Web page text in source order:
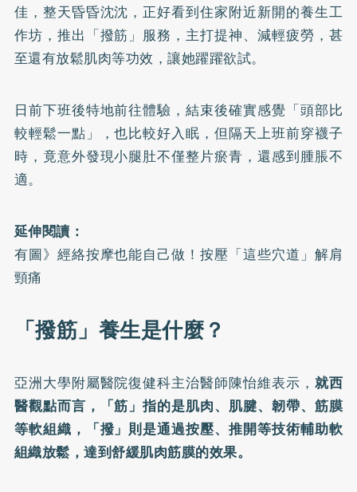
佳，整天昏昏沈沈，正好看到住家附近新開的養生工
作坊，推出「撥筋」服務，主打提神、減輕疲勞，甚
至還有放鬆肌肉等功效，讓她躍躍欲試。
日前下班後特地前往體驗，結束後確實感覺「頭部比
較輕鬆一點」，也比較好入眠，但隔天上班前穿襪子
時，竟意外發現小腿肚不僅整片瘀青，還感到腫脹不
適。
延伸閱讀：
有圖》經絡按摩也能自己做！按壓「這些穴道」解肩
頸痛
「撥筋」養生是什麼？
亞洲大學附屬醫院復健科主治醫師陳怡維表示， 就西
醫觀點而言，「筋」指的是肌肉、肌腱、韌帶、筋膜
等軟組織，「撥」則是通過按壓、推開等技術輔助軟
組織放鬆，達到舒緩肌肉筋膜的效果。